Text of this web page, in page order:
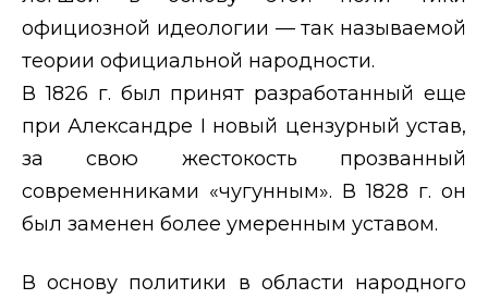
официозной идеологии — так называемой
теории официальной народности.
В 1826 г. был принят разработанный еще
при Александре I новый цензурный устав,
за свою жестокость прозванный
современниками «чугунным». В 1828 г. он
был заменен более умеренным уставом.
В основу политики в области народного